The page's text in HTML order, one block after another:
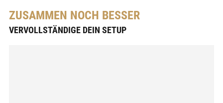
ZUSAMMEN NOCH BESSER
VERVOLLSTÄNDIGE DEIN SETUP